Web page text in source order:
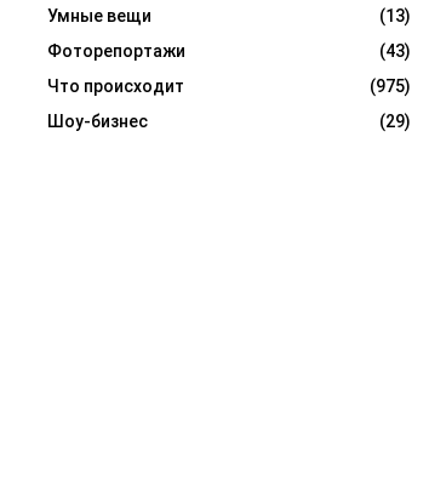
Умные вещи
(13)
Фоторепортажи
(43)
Что происходит
(975)
Шоу-бизнес
(29)